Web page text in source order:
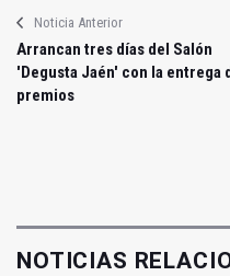
Noticia Anterior
Arrancan tres días del Salón
'Degusta Jaén' con la entrega
premios
NOTICIAS